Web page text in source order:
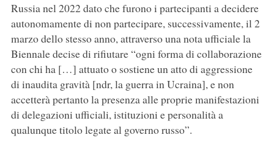
Russia nel 2022 dato che furono i partecipanti a decidere
autonomamente di non partecipare, successivamente, il 2
marzo dello stesso anno, attraverso una nota ufficiale la
Biennale decise di rifiutare “ogni forma di collaborazione
con chi ha […] attuato o sostiene un atto di aggressione
di inaudita gravità [ndr, la guerra in Ucraina], e non
accetterà pertanto la presenza alle proprie manifestazioni
di delegazioni ufficiali, istituzioni e personalità a
qualunque titolo legate al governo russo”.